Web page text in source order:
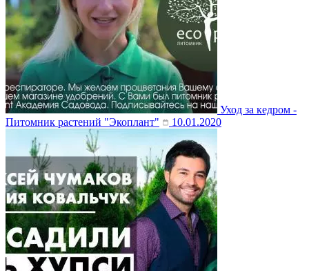
Уход за кедром -
Питомник растений "Экоплант"
10.01.2020